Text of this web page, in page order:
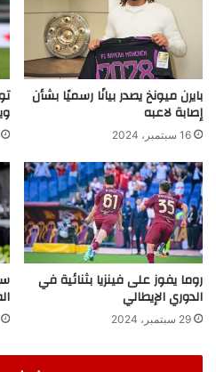
بايرن ميونخ يصدر بيانًا رسميًا بشأن
إصابة لاعبه
16 سبتمبر، 2024
روما يفوز على فينزيا بثنائية في
الدوري الإيطالي
29 سبتمبر، 2024